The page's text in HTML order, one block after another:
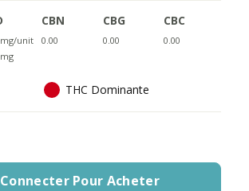
unit
CBN
0.00
CBG
0.00
CBC
0.00
THC Dominante
Connecter Pour Acheter